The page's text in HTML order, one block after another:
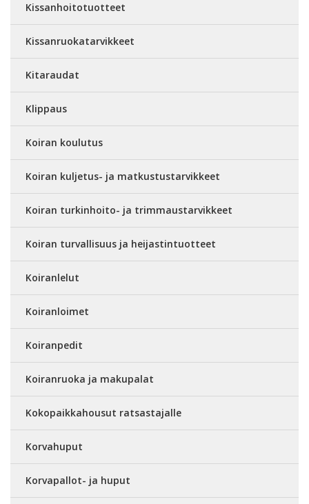
Kissanhoitotuotteet
Kissanruokatarvikkeet
Kitaraudat
Klippaus
Koiran koulutus
Koiran kuljetus- ja matkustustarvikkeet
Koiran turkinhoito- ja trimmaustarvikkeet
Koiran turvallisuus ja heijastintuotteet
Koiranlelut
Koiranloimet
Koiranpedit
Koiranruoka ja makupalat
Kokopaikkahousut ratsastajalle
Korvahuput
Korvapallot- ja huput